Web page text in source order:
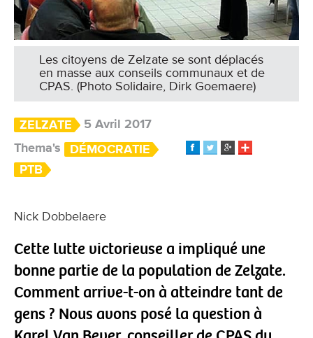
Les citoyens de Zelzate se sont déplacés
en masse aux conseils communaux et de
CPAS. (Photo Solidaire, Dirk Goemaere)
ZELZATE
5 Avril 2017
Thema's
DÉMOCRATIE
PTB
Nick Dobbelaere
Cette lutte victorieuse a impliqué une
bonne partie de la population de Zelzate.
Comment arrive-t-on à atteindre tant de
gens ? Nous avons posé la question à